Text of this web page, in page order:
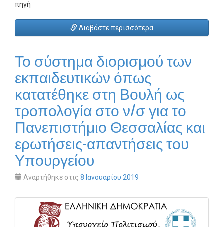
πηγή
Διαβάστε περισσότερα
Το σύστημα διορισμού των
εκπαιδευτικών όπως
κατατέθηκε στη Βουλή ως
τροπολογία στο ν/σ για το
Πανεπιστήμιο Θεσσαλίας και
ερωτήσεις-απαντήσεις του
Υπουργείου
Αναρτήθηκε στις 8 Ιανουαρίου 2019